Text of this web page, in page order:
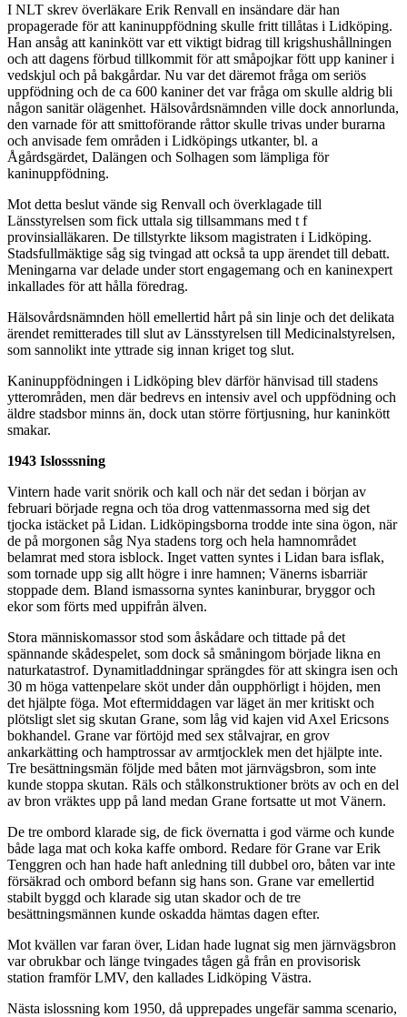
I NLT skrev överläkare Erik Renvall en insändare där han
propagerade för att kaninuppfödning skulle fritt tillåtas i Lidköping.
Han ansåg att kaninkött var ett viktigt bidrag till krigshushållningen
och att dagens förbud tillkommit för att småpojkar fött upp kaniner i
vedskjul och på bakgårdar. Nu var det däremot fråga om seriös
uppfödning och de ca 600 kaniner det var fråga om skulle aldrig bli
någon sanitär olägenhet. Hälsovårdsnämnden ville dock annorlunda,
den varnade för att smittoförande råttor skulle trivas under burarna
och anvisade fem områden i Lidköpings utkanter, bl. a
Ågårdsgärdet, Dalängen och Solhagen som lämpliga för
kaninuppfödning.
Mot detta beslut vände sig Renvall och överklagade till
Länsstyrelsen som fick uttala sig tillsammans med t f
provinsialläkaren. De tillstyrkte liksom magistraten i Lidköping.
Stadsfullmäktige såg sig tvingad att också ta upp ärendet till debatt.
Meningarna var delade under stort engagemang och en kaninexpert
inkallades för att hålla föredrag.
Hälsovårdsnämnden höll emellertid hårt på sin linje och det delikata
ärendet remitterades till slut av Länsstyrelsen till Medicinalstyrelsen,
som sannolikt inte yttrade sig innan kriget tog slut.
Kaninuppfödningen i Lidköping blev därför hänvisad till stadens
ytterområden, men där bedrevs en intensiv avel och uppfödning och
äldre stadsbor minns än, dock utan större förtjusning, hur kaninkött
smakar.
1943 Islosssning
Vintern hade varit snörik och kall och när det sedan i början av
februari började regna och töa drog vattenmassorna med sig det
tjocka istäcket på Lidan. Lidköpingsborna trodde inte sina ögon, när
de på morgonen såg Nya stadens torg och hela hamnområdet
belamrat med stora isblock. Inget vatten syntes i Lidan bara isflak,
som tornade upp sig allt högre i inre hamnen; Vänerns isbarriär
stoppade dem. Bland ismassorna syntes kaninburar, bryggor och
ekor som förts med uppifrån älven.
Stora människomassor stod som åskådare och tittade på det
spännande skådespelet, som dock så småningom började likna en
naturkatastrof. Dynamitladdningar sprängdes för att skingra isen och
30 m höga vattenpelare sköt under dån oupphörligt i höjden, men
det hjälpte föga. Mot eftermiddagen var läget än mer kritiskt och
plötsligt slet sig skutan Grane, som låg vid kajen vid Axel Ericsons
bokhandel. Grane var förtöjd med sex stålvajrar, en grov
ankarkätting och hamptrossar av armtjocklek men det hjälpte inte.
Tre besättningsmän följde med båten mot järnvägsbron, som inte
kunde stoppa skutan. Räls och stålkonstruktioner bröts av och en del
av bron vräktes upp på land medan Grane fortsatte ut mot Vänern.
De tre ombord klarade sig, de fick övernatta i god värme och kunde
både laga mat och koka kaffe ombord. Redare för Grane var Erik
Tenggren och han hade haft anledning till dubbel oro, båten var inte
försäkrad och ombord befann sig hans son. Grane var emellertid
stabilt byggd och klarade sig utan skador och de tre
besättningsmännen kunde oskadda hämtas dagen efter.
Mot kvällen var faran över, Lidan hade lugnat sig men järnvägsbron
var obrukbar och länge tvingades tågen gå från en provisorisk
station framför LMV, den kallades Lidköping Västra.
Nästa islossning kom 1950, då upprepades ungefär samma scenario,